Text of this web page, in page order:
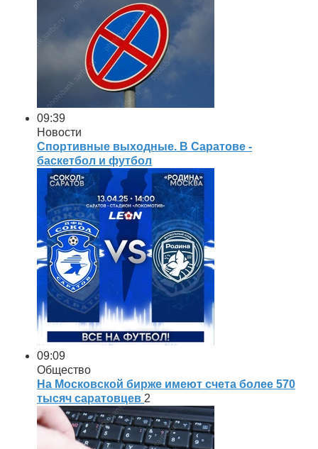
09:39
Новости
Спортивные выходные. В Саратове -
баскетбол и футбол
09:09
Общество
На Московской бирже имеют счета более 570
тысяч саратовцев 2